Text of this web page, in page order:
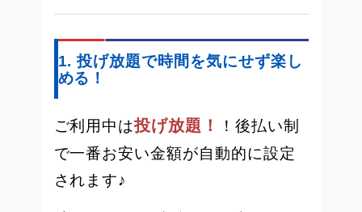
1. 投げ放題で時間を気にせず楽し
める！
ご利用中は投げ放題！
！後払い制
で一番お安い金額が自動的に設定
されます♪